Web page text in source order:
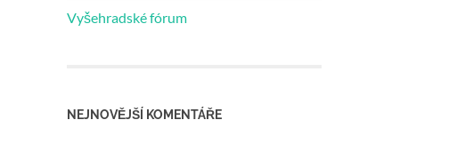
Vyšehradské fórum
NEJNOVĚJŠÍ KOMENTÁŘE